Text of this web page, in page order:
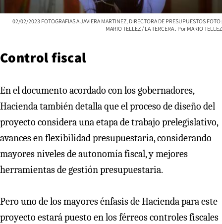
02/02/2023 FOTOGRAFIAS A JAVIERA MARTINEZ, DIRECTORA DE PRESUPUESTOS FOTO:
MARIO TELLEZ / LA TERCERA
MARIO TELLEZ
Control fiscal
En el documento acordado con los gobernadores,
Hacienda también detalla que el proceso de diseño del
proyecto considera una etapa de trabajo prelegislativo,
avances en flexibilidad presupuestaria, considerando
mayores niveles de autonomía fiscal, y mejores
herramientas de gestión presupuestaria.
Pero uno de los mayores énfasis de Hacienda para este
proyecto estará puesto en los férreos controles fiscales